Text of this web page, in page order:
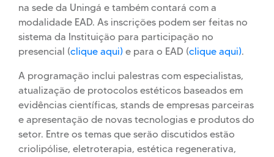
na sede da Uningá e também contará com a
modalidade EAD. As inscrições podem ser feitas no
sistema da Instituição para participação no
presencial (clique aqui) e para o EAD (clique aqui).
A programação inclui palestras com especialistas,
atualização de protocolos estéticos baseados em
evidências científicas, stands de empresas parceiras
e apresentação de novas tecnologias e produtos do
setor. Entre os temas que serão discutidos estão
criolipólise, eletroterapia, estética regenerativa,